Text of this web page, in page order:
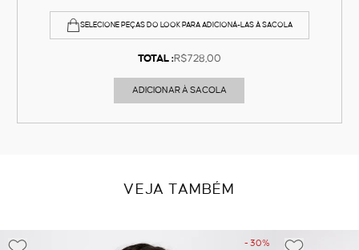
SELECIONE PEÇAS DO LOOK PARA ADICIONÁ-LAS À SACOLA
TOTAL :R$728,00
ADICIONAR À SACOLA
VEJA TAMBÉM
- 30%